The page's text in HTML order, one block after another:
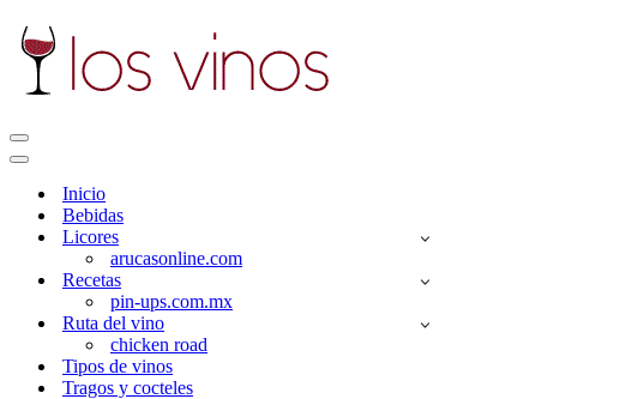
Menú
de
Menú
navegación
Inicio
Bebidas
Licores
arucasonline.com
Recetas
pin-ups.com.mx
Ruta del vino
chicken road
Tipos de vinos
Tragos y cocteles